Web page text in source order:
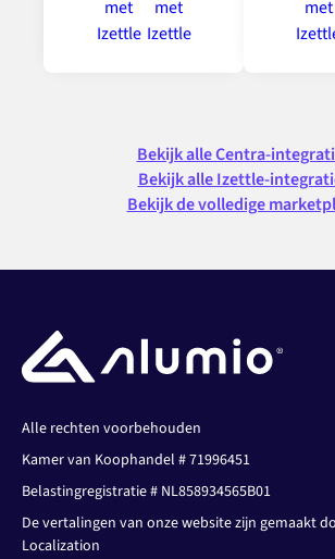
Bekijk alle Centra-
Bekijk alle Izettle-
Bekijk de volledige
Alle rechten voorbehouden
Kamer van Koophandel # 71996451
Belastingregistratie # NL858934565B01
De vertalingen van onze website zijn gemaakt
Localization